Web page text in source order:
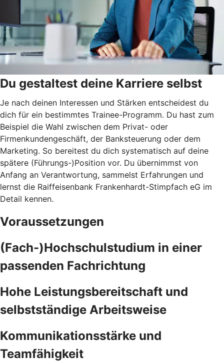
Du gestaltest deine Karriere selbst
Je nach deinen Interessen und Stärken entscheidest du
dich für ein bestimmtes Trainee-Programm. Du hast zum
Beispiel die Wahl zwischen dem Privat- oder
Firmenkundengeschäft, der Banksteuerung oder dem
Marketing. So bereitest du dich systematisch auf deine
spätere (Führungs-)Position vor. Du übernimmst von
Anfang an Verantwortung, sammelst Erfahrungen und
lernst die Raiffeisenbank Frankenhardt-Stimpfach eG im
Detail kennen.
Voraussetzungen
(Fach-)Hochschulstudium in einer
passenden Fachrichtung
Hohe Leistungsbereitschaft und
selbstständige Arbeitsweise
Kommunikationsstärke und
Teamfähigkeit